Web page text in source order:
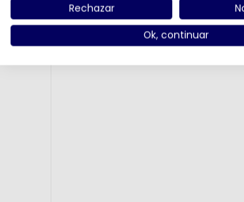
Rechazar
Ok, continuar